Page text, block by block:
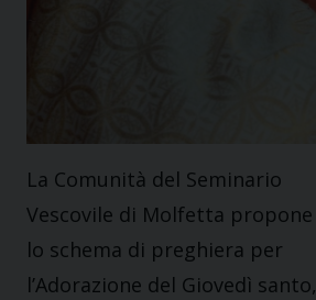
La Comunità del Seminario
Vescovile di Molfetta propone
lo schema di preghiera per
l’Adorazione del Giovedì santo,